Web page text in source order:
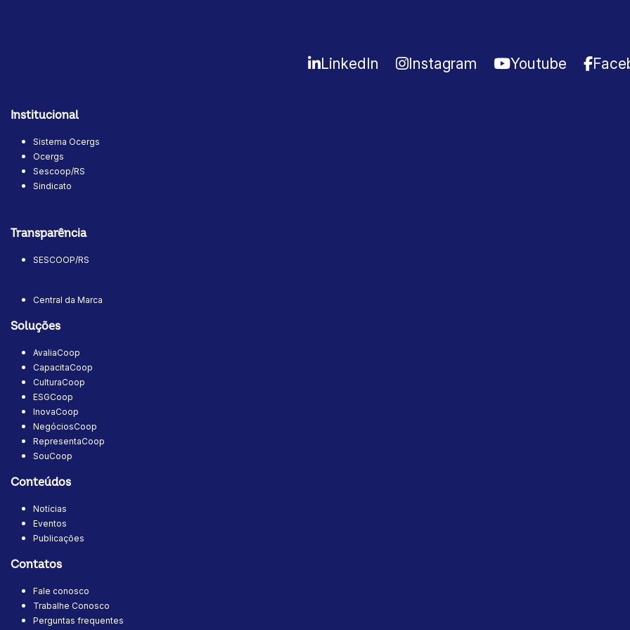
LinkedIn Instagram Youtube
Institucional
Sistema Ocergs
Ocergs
Sescoop/RS
Sindicato
Transparência
SESCOOP/RS
Central da Marca
Soluções
AvaliaCoop
CapacitaCoop
CulturaCoop
ESGCoop
InovaCoop
NegóciosCoop
RepresentaCoop
SouCoop
Conteúdos
Notícias
Eventos
Publicações
Contatos
Fale conosco
Trabalhe Conosco
Perguntas frequentes